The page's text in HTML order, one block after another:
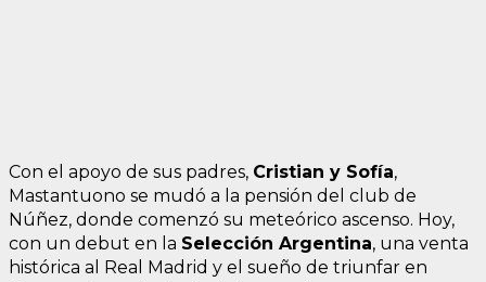
Con el apoyo de sus padres, Cristian y Sofía,
Mastantuono se mudó a la pensión del club de
Núñez, donde comenzó su meteórico ascenso. Hoy,
con un debut en la Selección Argentina, una venta
histórica al Real Madrid y el sueño de triunfar en